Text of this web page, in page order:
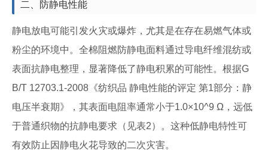
二、防静电性能
静电放电可能引发火灾或爆炸，尤其是在存在易燃气体或
粉尘的环境中。全棉阻燃防静电面料通过导电纤维混纺或
表面抗静电整理，显著降低了静电积累的可能性。根据G
B/T 12703.1-2008《纺织品 静电性能的评定 第1部分：静
电压半衰期》，其表面电阻率通常小于1.0×10^9 Ω，远低
于普通织物的抗静电要求（见表2）。这种低静电特性可
有效防止因静电火花导致的二次灾害。